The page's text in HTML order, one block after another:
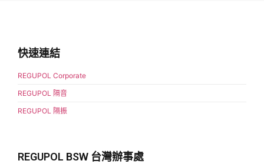
快速連結
REGUPOL Corporate
REGUPOL 隔音
REGUPOL 隔振
REGUPOL BSW 台灣辦事處